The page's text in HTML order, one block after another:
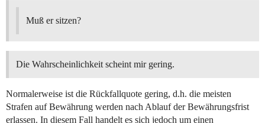
Muß er sitzen?
Die Wahrscheinlichkeit scheint mir gering.
Normalerweise ist die Rückfallquote gering, d.h. die meisten
Strafen auf Bewährung werden nach Ablauf der Bewährungsfrist
erlassen. In diesem Fall handelt es sich jedoch um einen